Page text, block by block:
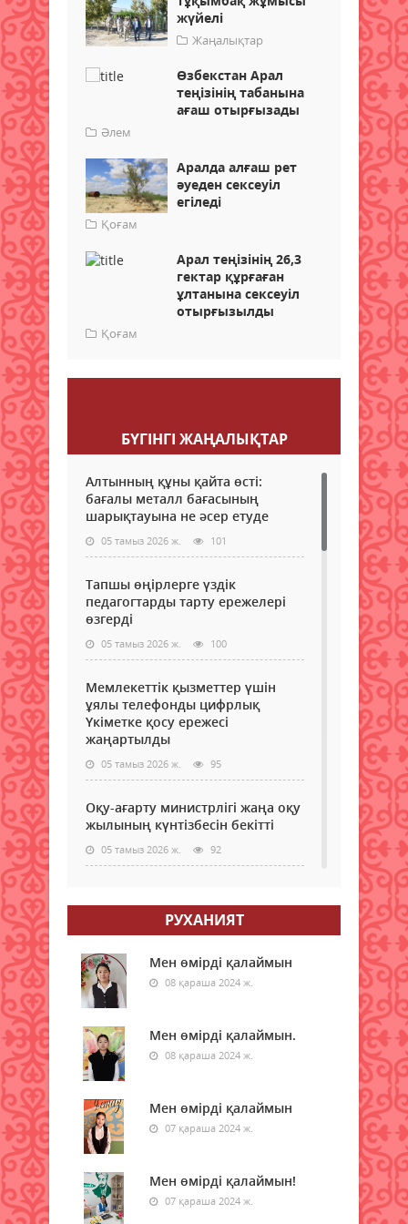
жүйелі
Жаңалықтар
Өзбекстан Арал
теңізінің табанына
ағаш отырғызады
Әлем
Аралда алғаш рет
әуеден сексеуіл
егіледі
Қоғам
Арал теңізінің 26,3
гектар құрғаған
ұлтанына сексеуіл
отырғызылды
Қоғам
БҮГІНГI ЖАҢАЛЫҚТАР
Алтынның құны қайта өсті:
бағалы металл бағасының
шарықтауына не әсер етуде
05 тамыз 2026 ж. 101
Тапшы өңірлерге үздік
педагогтарды тарту ережелері
өзгерді
05 тамыз 2026 ж. 100
Мемлекеттік қызметтер үшін
ұялы телефонды цифрлық
Үкіметке қосу ережесі
жаңартылды
05 тамыз 2026 ж. 95
Оқу-ағарту министрлігі жаңа оқу
жылының күнтізбесін бекітті
05 тамыз 2026 ж. 92
күшейеді: төлемдерге цифрлық
қадағалау жүйесі енгізілмек
05 тамыз 2026 ж.
Донор мен реципиенттің
сәйкестігін бағалайтын AI қалай
жұмыс істейді
05 тамыз 2026 ж. 95
Қазақстанда 200-ден астам
ресейлік телеарна тіркелген
05 тамыз 2026 ж.
Көлік министрлігі демалыс
кезеңінде қазақстандықтарға
ескерту жасады
РУХАНИЯТ
Мен өмірді қалаймын
08 қараша 2024 ж.
Мен өмірді қалаймын.
08 қараша 2024 ж.
Мен өмірді қалаймын
07 қараша 2024 ж.
Мен өмірді қалаймын!
07 қараша 2024 ж.